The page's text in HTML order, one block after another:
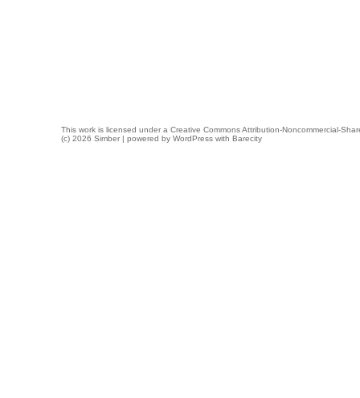
This work is licensed under a Creative Commons Attribution-Noncommercial-
(c) 2026 Simber | powered by WordPress with Barecity